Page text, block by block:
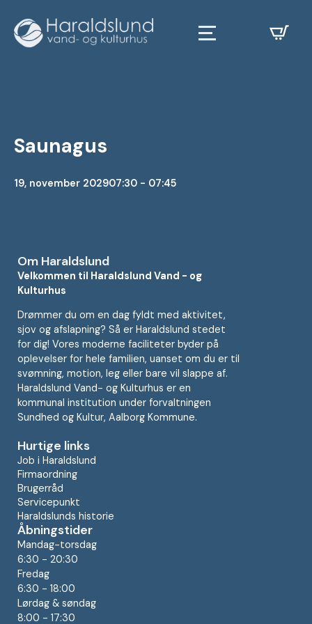
Saunagus
19, november 202907:30 - 07:45
Om Haraldslund
Velkommen til Haraldslund Vand - og
Kulturhus
Drømmer du om en dag fyldt med aktivitet,
sjov og afslapning? Så er Haraldslund stedet
for dig! Vores moderne faciliteter byder på
oplevelser for hele familien, uanset om du er til
svømning, motion, leg eller bare vil slappe af.
Haraldslund Vand- og Kulturhus er en
kommunal institution under forvaltningen
Sundhed og Kultur, Aalborg Kommune.
Hurtige links
Job i Haraldslund
Firmaordning
Brugerråd
Servicepunkt
Haraldslunds historie
Åbningstider
Mandag-torsdag
6:30 - 20:30
Fredag
6:30 - 18:00
Lørdag & søndag
8:00 - 17:30